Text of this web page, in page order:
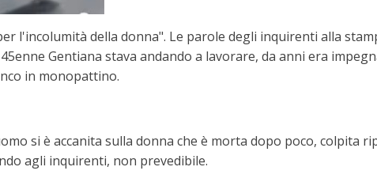
l'incolumità della donna". Le parole degli inquirenti alla
Gentiana stava andando a lavorare, da anni era
in monopattino.
si è accanita sulla donna che è morta dopo poco, colpita
agli inquirenti, non prevedibile.